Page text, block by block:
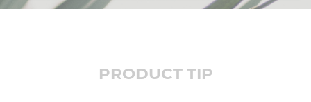
PRODUCT TIP